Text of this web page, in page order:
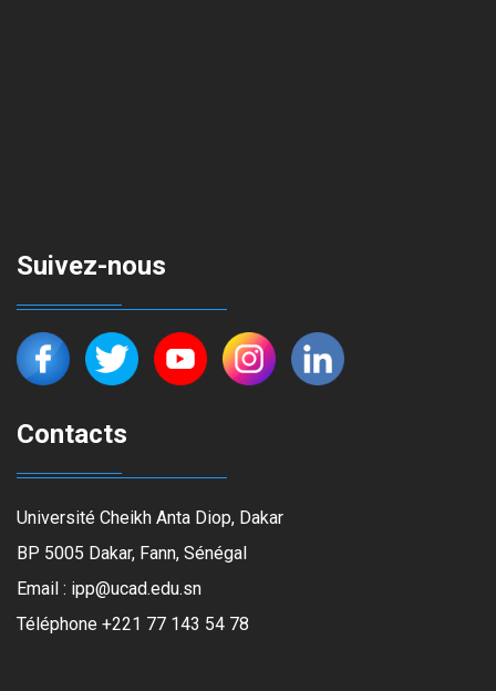
Suivez-nous
Contacts
Université Cheikh Anta Diop, Dakar
BP 5005 Dakar, Fann, Sénégal
Email : ipp@ucad.edu.sn
Téléphone +221 77 143 54 78